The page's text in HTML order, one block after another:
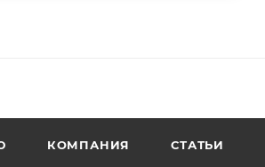
КОМПАНИЯ СТАТЬИ